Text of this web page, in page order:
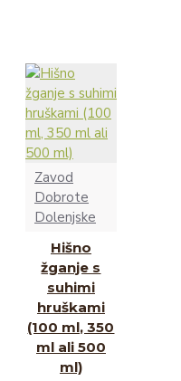
Zavod
Dobrote
Dolenjske
Hišno
žganje s
suhimi
hruškami
(100 ml, 350
ml ali 500
ml)